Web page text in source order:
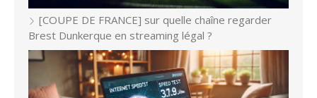
[COUPE DE FRANCE] sur quelle chaîne regarder
Brest Dunkerque en streaming légal ?